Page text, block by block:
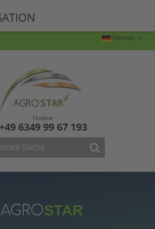
German
Hotline
+49 6349 99 67 193
AGROSTAR